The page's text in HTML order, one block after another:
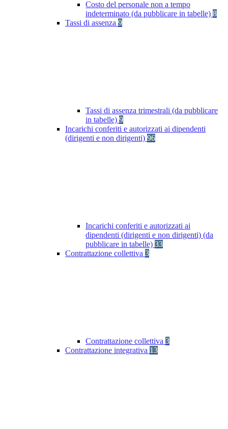
Costo del personale non a tempo
indeterminato (da pubblicare in tabelle) 8
Tassi di assenza 9
Tassi di assenza trimestrali (da pubblicare
in tabelle) 9
Incarichi conferiti e autorizzati ai dipendenti
(dirigenti e non dirigenti) 96
Incarichi conferiti e autorizzati ai
dipendenti (dirigenti e non dirigenti) (da
pubblicare in tabelle) 33
Contrattazione collettiva 3
Contrattazione collettiva 3
Contrattazione integrativa 13